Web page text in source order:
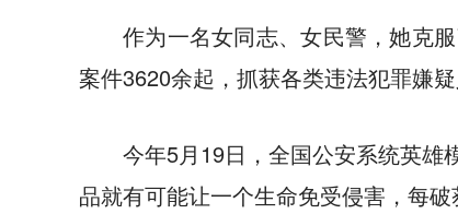
作为一名女同志、女民警，她克
案件3620余起，抓获各类违法犯罪嫌
今年5月19日，全国公安系统英雄
品就有可能让一个生命免受侵害，每